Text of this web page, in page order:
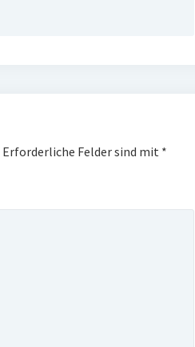
Erforderliche Felder sind mit *